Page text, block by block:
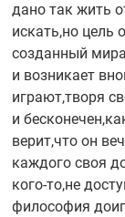
дано так жить
искать,но цель
созданный
и возникает
играют,творя
и
верит,что он
каждого своя
кого-то,не
философия